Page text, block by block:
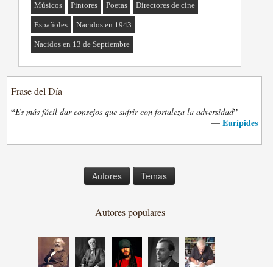
Músicos Pintores Poetas Directores de cine
Españoles Nacidos en 1943
Nacidos en 13 de Septiembre
Frase del Día
“Es más fácil dar consejos que sufrir con fortaleza la adversidad”
— Eurípides
Autores Temas
Autores populares